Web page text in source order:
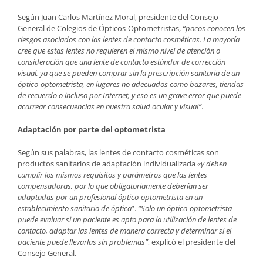
Según Juan Carlos Martínez Moral, presidente del Consejo
General de Colegios de Ópticos-Optometristas, “pocos conocen los
riesgos asociados con las lentes de contacto cosméticas. La mayoría
cree que estas lentes no requieren el mismo nivel de atención o
consideración que una lente de contacto estándar de corrección
visual, ya que se pueden comprar sin la prescripción sanitaria de un
óptico-optometrista, en lugares no adecuados como bazares, tiendas
de recuerdo o incluso por Internet, y eso es un grave error que puede
acarrear consecuencias en nuestra salud ocular y visual”.
Adaptación por parte del optometrista
Según sus palabras, las lentes de contacto cosméticas son
productos sanitarios de adaptación individualizada«y deben
cumplir los mismos requisitos y parámetros que las lentes
compensadoras, por lo que obligatoriamente deberían ser
adaptadas por un profesional óptico-optometrista en un
establecimiento sanitario de óptica”. “Solo un óptico-optometrista
puede evaluar si un paciente es apto para la utilización de lentes de
contacto, adaptar las lentes de manera correcta y determinar si el
paciente puede llevarlas sin problemas”, explicó el presidente del
Consejo General.